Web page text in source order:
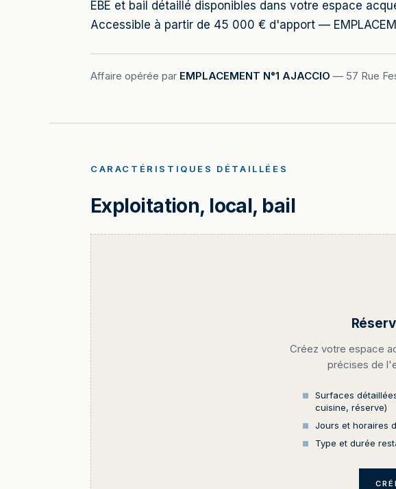
EBE et bail détaillé disponibles dans votre espace
Accessible à partir de 45 000 € d'apport —
Affaire opérée par EMPLACEMENT N°1 AJACCIO — 57 Rue
CARACTÉRISTIQUES DÉTAILLÉES
Exploitation, local, bail
Créez votre espace
précises de
Surfaces
cuisine, réserve)
Jours et horaires
Type et durée